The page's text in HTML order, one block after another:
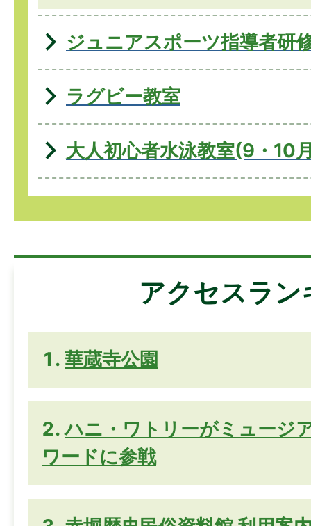
ジュニアスポーツ指導者研
ラグビー教室
大人初心者水泳教室(9・10
アクセスラン
華蔵寺公園
ハニ・ワトリーがミュージ
ワードに参戦